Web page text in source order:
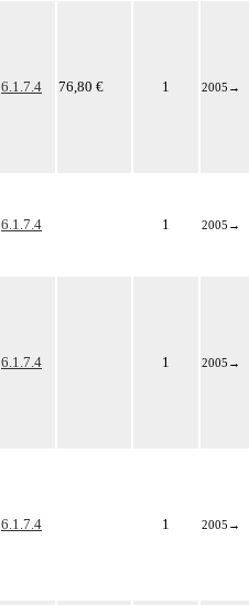
6.1.7.4 76,80 € 1 2005 →
6.1.7.4 1 2005 →
6.1.7.4 1 2005 →
6.1.7.4 1 2005 →